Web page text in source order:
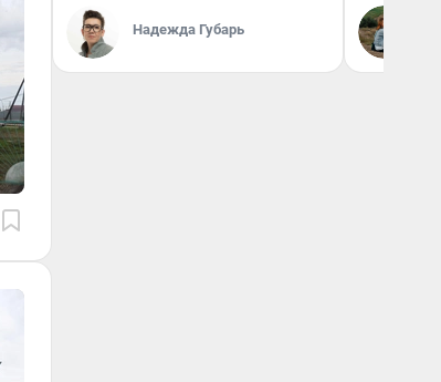
Надежда Губарь